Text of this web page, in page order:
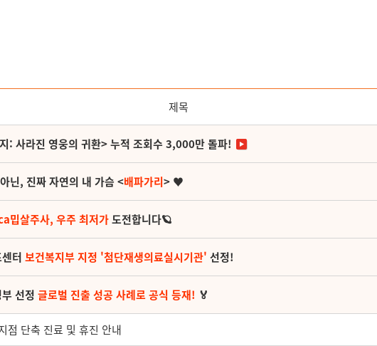
제목
: 사라진 영웅의 귀환> 누적 조회수 3,000만 돌파!
닌, 진짜 자연의 내 가슴 <배파가리> ♥
밉살주사, 우주 최저가도전합니다🪐
터 보건복지부 지정 '첨단재생의료실시기관' 선정!
선정 글로벌 진출 성공 사례로 공식 등재! 🏅
점 단축 진료 및 휴진 안내